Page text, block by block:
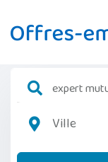
Ville